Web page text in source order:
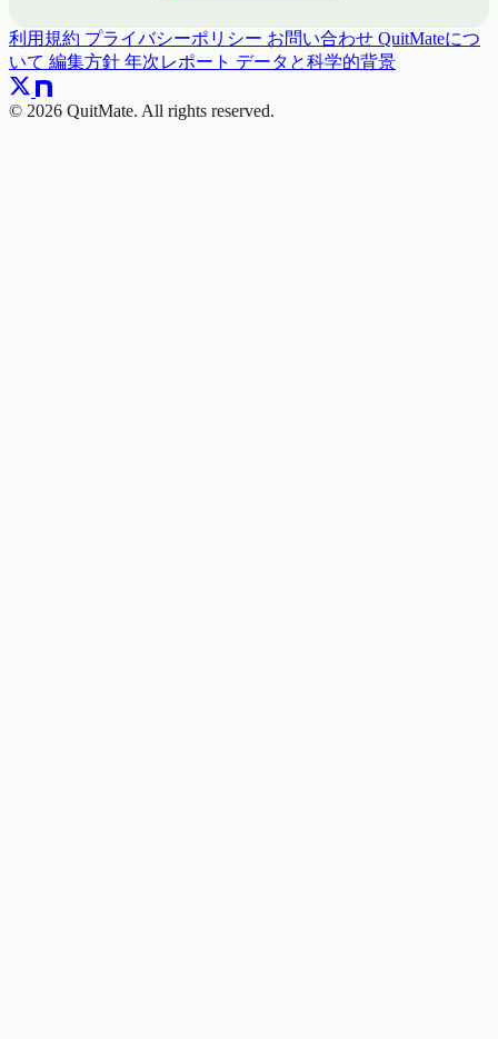
利用規約 プライバシーポリシー お問い合わせ QuitMateにつ
いて 編集方針 年次レポート データと科学的背景
© 2026 QuitMate. All rights reserved.